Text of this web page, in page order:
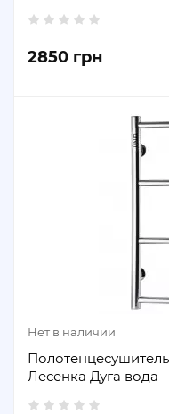
2850 грн
Нет в наличии
Лесенка Дуга вода